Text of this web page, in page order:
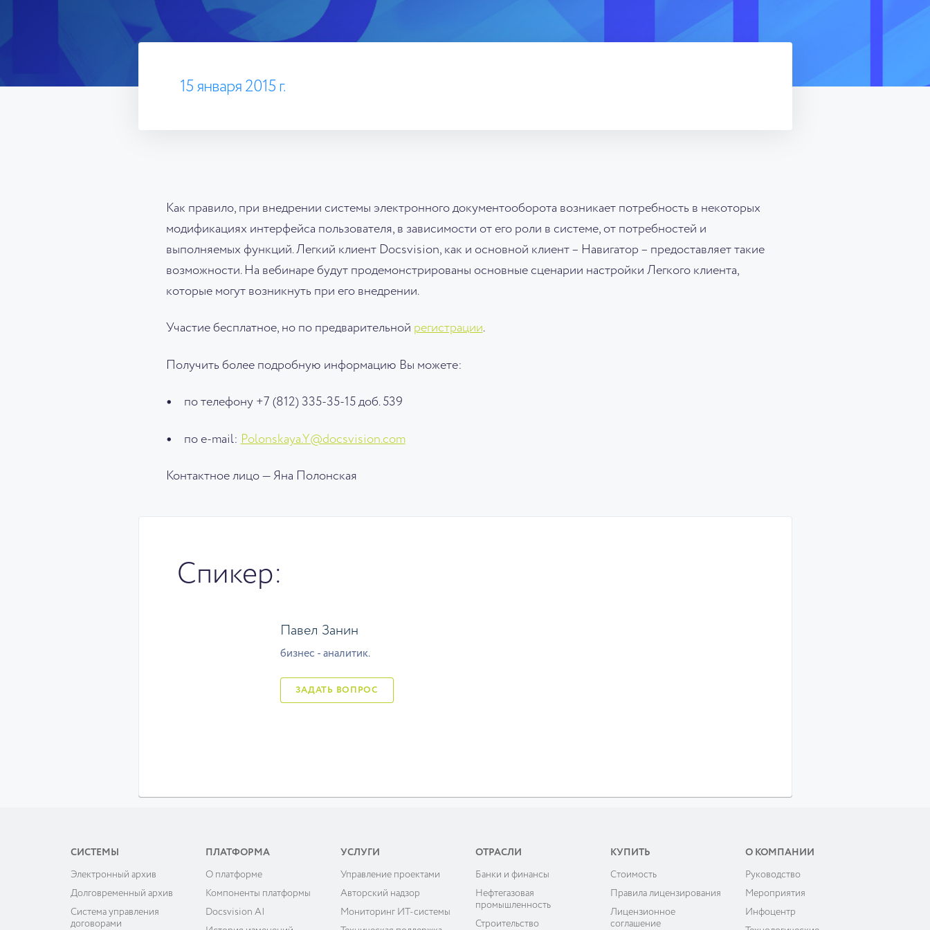
15 января 2015 г.
Как правило, при внедрении системы электронного документооборота возникает потребность в некоторых
модификациях интерфейса пользователя, в зависимости от его роли в системе, от потребностей и
выполняемых функций. Легкий клиент Docsvision, как и основной клиент – Навигатор – предоставляет такие
возможности. На вебинаре будут продемонстрированы основные сценарии настройки Легкого клиента,
которые могут возникнуть при его внедрении.
Участие бесплатное, но по предварительной регистрации.
Получить более подробную информацию Вы можете:
по телефону +7 (812) 335-35-15 доб. 539
по e-mail: Polonskaya.Y@docsvision.com
Контактное лицо — Яна Полонская
Спикер:
Павел Занин
бизнес - аналитик.
ЗАДАТЬ ВОПРОС
СИСТЕМЫ
Электронный архив
Долговременный архив
Система управления
договорами
ПЛАТФОРМА
О платформе
Компоненты платформы
Docsvision AI
УСЛУГИ
Управление проектами
Авторский надзор
Мониторинг ИТ-системы
ОТРАСЛИ
Банки и финансы
Нефтегазовая
промышленность
Строительство
КУПИТЬ
Cтоимость
Правила лицензирования
Лицензионное
соглашение
О КОМПАНИИ
Руководство
Мероприятия
Инфоцентр